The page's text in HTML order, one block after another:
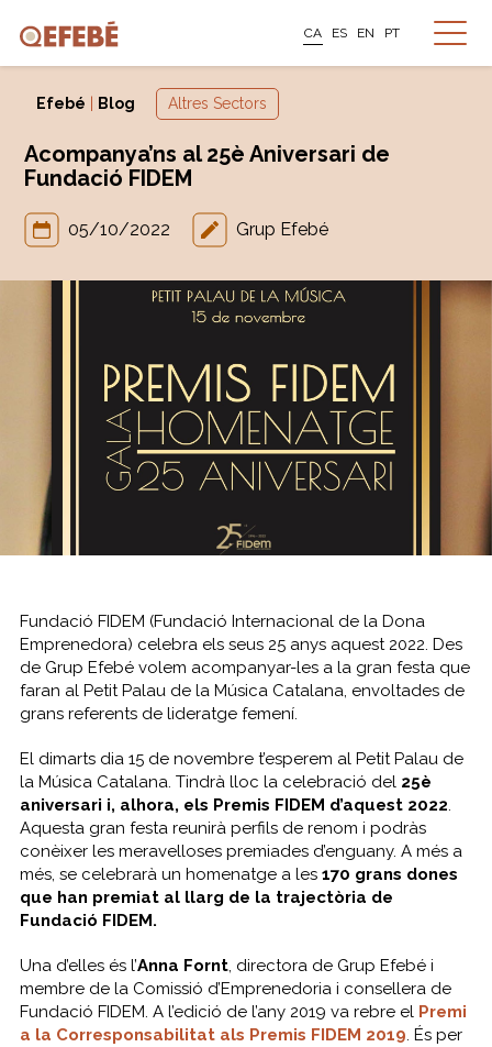
CA ES EN PT
Efebé Blog Altres Sectors
Acompanya’ns al 25è Aniversari de
Fundació FIDEM
05/10/2022 Grup Efebé
Fundació FIDEM (Fundació Internacional de la Dona
Emprenedora) celebra els seus 25 anys aquest 2022. Des
de Grup Efebé volem acompanyar-les a la gran festa que
faran al Petit Palau de la Música Catalana, envoltades de
grans referents de lideratge femení.
El dimarts dia 15 de novembre t’esperem al Petit Palau de
la Música Catalana. Tindrà lloc la celebració del 25è
aniversari i, alhora, els Premis FIDEM d’aquest 2022.
Aquesta gran festa reunirà perfils de renom i podràs
conèixer les meravelloses premiades d’enguany. A més a
més, se celebrarà un homenatge a les 170 grans dones
que han premiat al llarg de la trajectòria de
Fundació FIDEM.
Una d’elles és l’Anna Fornt, directora de Grup Efebé i
membre de la Comissió d’Emprenedoria i consellera de
Fundació FIDEM. A l’edició de l’any 2019 va rebre el Premi
a la Corresponsabilitat als Premis FIDEM 2019. És per